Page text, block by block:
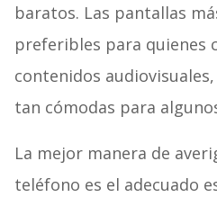
baratos. Las pantallas
preferibles para quienes
contenidos
tan cómodas para
La mejor manera de
teléfono es el adecuado